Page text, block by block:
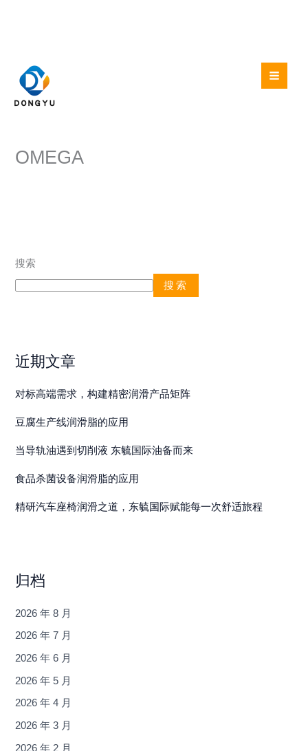
OMEGA
搜索
搜索
近期文章
对标高端需求，构建精密润滑产品矩阵
豆腐生产线润滑脂的应用
当导轨油遇到切削液 东毓国际油备而来
食品杀菌设备润滑脂的应用
精研汽车座椅润滑之道，东毓国际赋能每一次舒适旅程
归档
2026 年 8 月
2026 年 7 月
2026 年 6 月
2026 年 5 月
2026 年 4 月
2026 年 3 月
2026 年 2 月